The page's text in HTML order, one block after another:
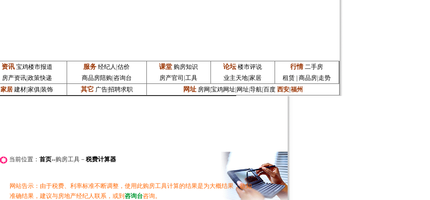
资讯 宝鸡楼市报道
房产资讯|政策快递
服务 经纪人 |估价
商品房陪购|咨询台
课堂 购房知识
房产官司 |工具
论坛 楼市评说
业主天地|家居
行情 二手房
租赁 商品房|走势
家居 建材|家俱装饰 其它 广告|招聘求职 网址 房网 宝鸡网址| 网址 导航|百度 西安|福州
当前位置： 首页--购房工具－ 税费计算器
网站告示：由于税费、利率标准不断调整，使用此购房工具计算的结果是为大概结果，欲知
准确结果，建议与房地产经纪人联系，或到 咨询台咨询。